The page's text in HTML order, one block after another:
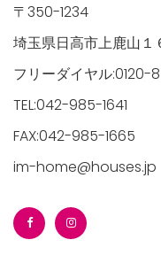
〒350-1234
埼玉県日高市上鹿山１
フリーダイヤル:0120-
TEL:042-985-1641
FAX:042-985-1665
im-home@houses.jp